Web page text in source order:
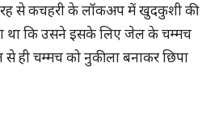
से कचहरी के लॉकअप में खुदकुशी की
था कि उसने इसके लिए जेल के चम्मच
ही चम्मच को नुकीला बनाकर छिपा